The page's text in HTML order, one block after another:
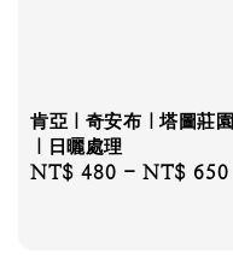
肯亞｜奇安布｜塔圖莊園
｜日曬處理
Regular
NT$ 480 -NT$ 650